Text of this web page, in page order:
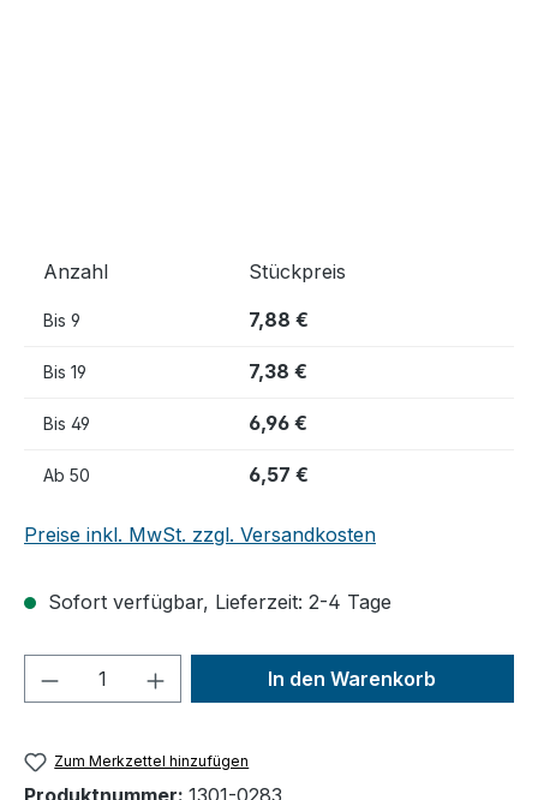
Anzahl Stückpreis
Bis 9 7,88 €
Bis 19 7,38 €
Bis 49 6,96 €
Ab 50 6,57 €
Preise inkl. MwSt. zzgl. Versandkosten
Sofort verfügbar, Lieferzeit: 2-4 Tage
Produkt Anzahl: Gib denIn den Warenkorb
Zum Merkzettel hinzufügen